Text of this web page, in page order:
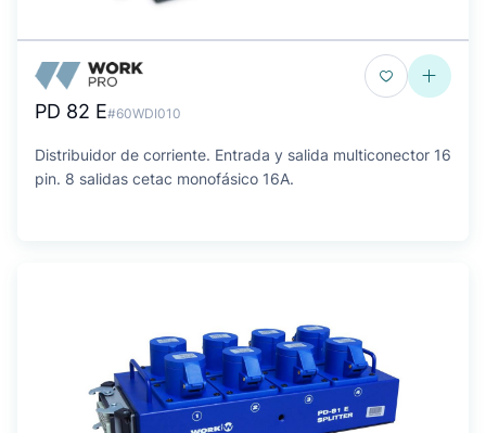
PD 82 E#60WDI010
Distribuidor de corriente. Entrada y salida multiconector 16
pin. 8 salidas cetac monofásico 16A.